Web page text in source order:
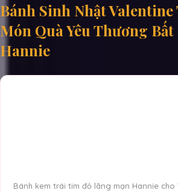
Bánh Sinh Nhật
Món Quà Yêu Thương
Hannie
Bánh kem trái tim đỏ lãng mạn Hannie